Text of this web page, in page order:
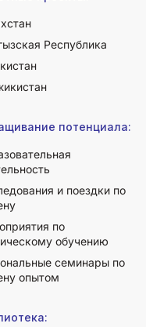
Республика
потенциала:
и поездки по
по
обучению
семинары по
опытом